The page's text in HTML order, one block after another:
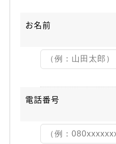
お名前
電話番号